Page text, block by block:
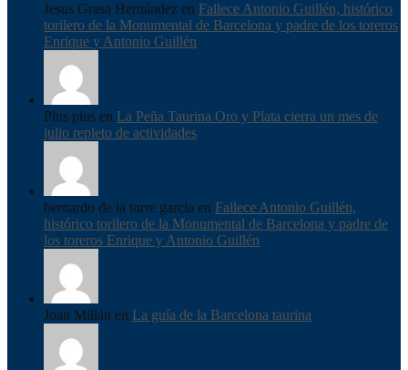
Jesus Grasa Hernández en Fallece Antonio Guillén, histórico
torilero de la Monumental de Barcelona y padre de los toreros
Enrique y Antonio Guillén
Plus plus en La Peña Taurina Oro y Plata cierra un mes de
julio repleto de actividades
bernardo de la torre garcia en Fallece Antonio Guillén,
histórico torilero de la Monumental de Barcelona y padre de
los toreros Enrique y Antonio Guillén
Joan Millán en La guía de la Barcelona taurina